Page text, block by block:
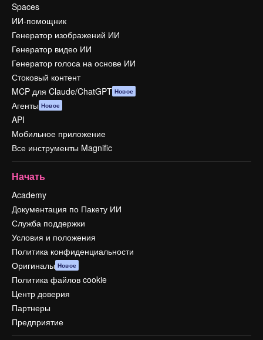
Spaces
ИИ-помощник
Генератор изображений ИИ
Генератор видео ИИ
Генератор голоса на основе ИИ
Стоковый контент
MCP для Claude/ChatGPT Новое
Агенты Новое
API
Мобильное приложение
Все инструменты Magnific
Начать
Academy
Документация по Пакету ИИ
Служба поддержки
Условия и положения
Политика конфиденциальности
Оригиналы Новое
Политика файлов cookie
Центр доверия
Партнеры
Предприятие